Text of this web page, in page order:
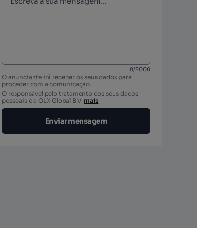
0/2000
O anunciante irá receber os seus dados para
proceder com a comunicação.
O responsável pelo tratamento dos seus dados
pessoais é a OLX Global B.V. mais
Enviar mensagem